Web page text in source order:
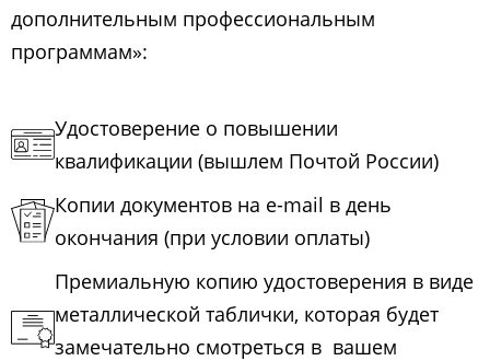
дополнительным профессиональным
программам»:
Удостоверение о повышении
квалификации (вышлем Почтой России)
Копии документов на e-mail в день
окончания (при условии оплаты)
Премиальную копию удостоверения в виде
металлической таблички, которая будет
замечательно смотреться в вашем